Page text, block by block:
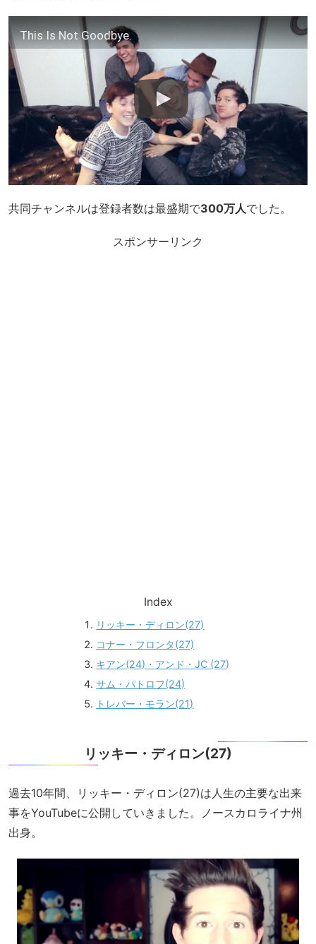
This Is Not Goodbye.
共同チャンネルは登録者数は最盛期で300万人でした。
スポンサーリンク
Index
リッキー・ディロン(27)
コナー・フロンタ(27)
キアン(24)・アンド・JC (27)
サム・パトロフ(24)
トレバー・モラン(21)
リッキー・ディロン(27)
過去10年間、リッキー・ディロン(27)は人生の主要な出来
事をYouTubeに公開していきました。ノースカロライナ州
出身。